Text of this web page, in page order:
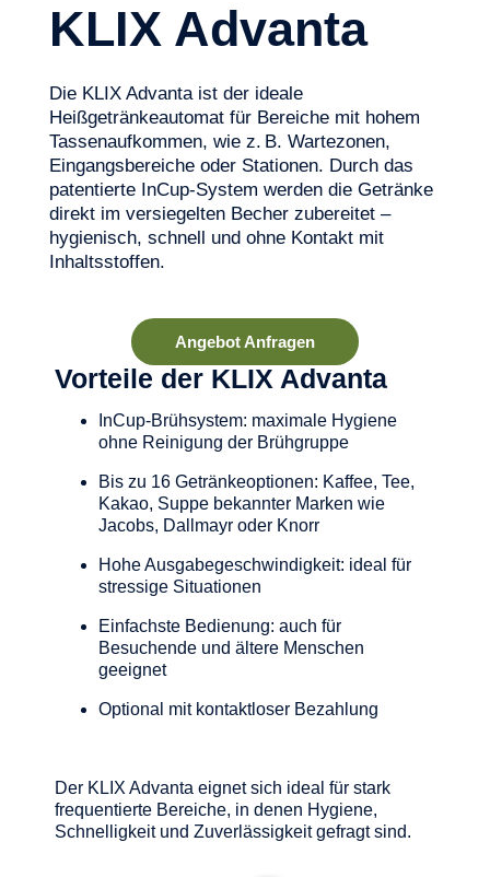
KLIX Advanta
Die KLIX Advantaist der ideale
Heißgetränkeautomat für Bereiche mit hohem
Tassenaufkommen, wie z. B. Wartezonen,
Eingangsbereiche oder Stationen. Durch das
patentierte InCup-System werden die Getränke
direkt im versiegelten Becher zubereitet –
hygienisch, schnell und ohne Kontakt mit
Inhaltsstoffen.
Angebot Anfragen
Vorteile der KLIX Advanta
InCup-Brühsystem: maximale Hygiene
ohne Reinigung der Brühgruppe
Bis zu 16 Getränkeoptionen: Kaffee, Tee,
Kakao, Suppe bekannter Marken wie
Jacobs, Dallmayr oder Knorr
Hohe Ausgabegeschwindigkeit: ideal für
stressige Situationen
Einfachste Bedienung: auch für
Besuchende und ältere Menschen
geeignet
Optional mit kontaktloser Bezahlung
Der KLIX Advanta eignet sich ideal für stark
frequentierte Bereiche, in denen Hygiene,
Schnelligkeit und Zuverlässigkeit gefragt sind.